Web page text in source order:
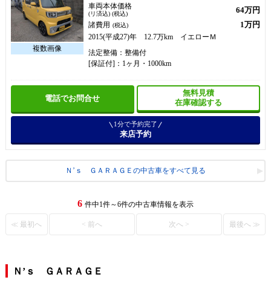
車両本体価格
(リ済込) (税込) 64万円
諸費用 (税込) 1万円
2015(平成27)年 12.7万km イエローＭ
法定整備：整備付
[保証付]：1ヶ月・1000km
電話でお問合せ
無料見積
在庫確認する
1分で予約完了
来店予約
Ｎ’ｓ ＧＡＲＡＧＥの中古車をすべて見る
6 件中1件～6件の中古車情報を表示
≪ 最初へ < 前へ 次へ > 最後へ ≫
Ｎ’ｓ ＧＡＲＡＧＥ